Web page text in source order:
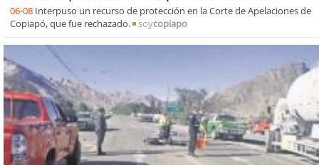
06-08 Interpuso un recurso de protección en la Corte de Apelaciones de
Copiapó, que fue rechazado.
soycopiapo